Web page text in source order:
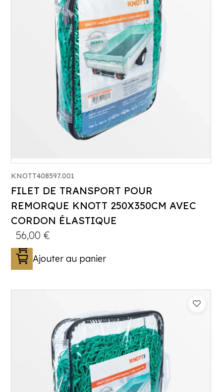
KNOTT408597.001
FILET DE TRANSPORT POUR
REMORQUE KNOTT 250X350CM AVEC
CORDON ÉLASTIQUE
56,00€
Ajouter au panier